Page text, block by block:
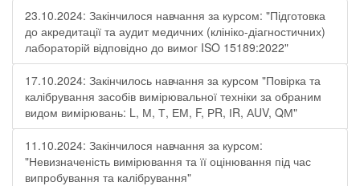
23.10.2024: Закінчилося навчання за курсом: "Підготовка
до акредитації та аудит медичних (клініко-діагностичних)
лабораторій відповідно до вимог ISO 15189:2022"
17.10.2024: Закінчилось навчання за курсом "Повірка та
калібрування засобів вимірювальної техніки за обраним
видом вимірювань: L, М, Т, ЕМ, F, РR, ІR, АUV, QМ"
11.10.2024: Закінчилося навчання за курсом:
"Невизначеність вимірювання та її оцінювання під час
випробування та калібрування"